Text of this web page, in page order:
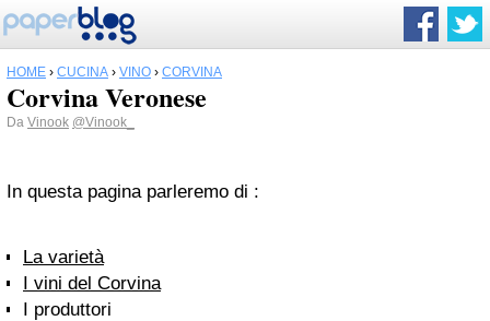
HOME › CUCINA › VINO › CORVINA
Corvina Veronese
Da Vinook @Vinook_
In questa pagina parleremo di :
La varietà
I vini del Corvina
I produttori